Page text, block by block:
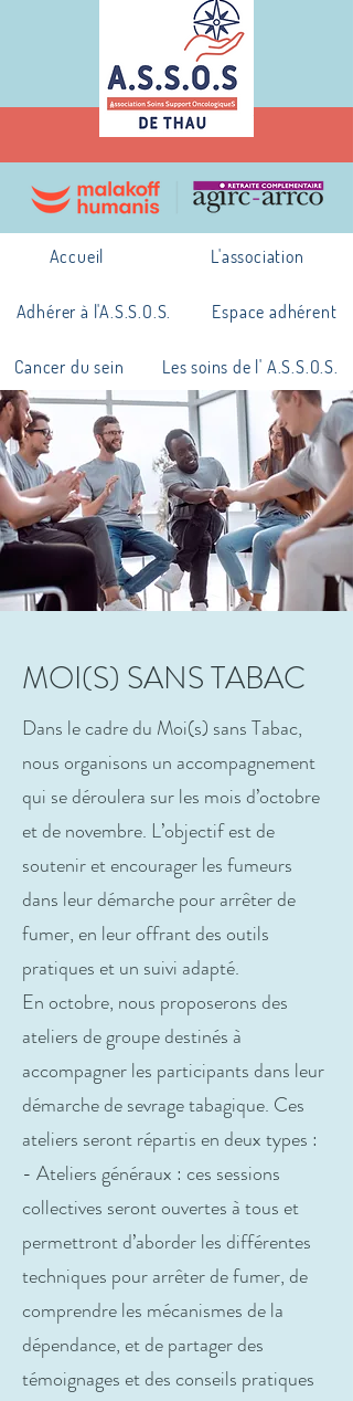
Accueil L'association
Adhérer à l'A.S.S.O.S. Espace adhérent
Cancer du sein Les soins de l' A.S.S.O.S.
MOI(S) SANS TABAC
Dans le cadre du Moi(s) sans Tabac,
nous organisons un accompagnement
qui se déroulera sur les mois d’octobre
et de novembre. L’objectif est de
soutenir et encourager les fumeurs
dans leur démarche pour arrêter de
fumer, en leur offrant des outils
pratiques et un suivi adapté.
En octobre, nous proposerons des
ateliers de groupe destinés à
accompagner les participants dans leur
démarche de sevrage tabagique. Ces
ateliers seront répartis en deux types :
- Ateliers généraux : ces sessions
collectives seront ouvertes à tous et
permettront d’aborder les différentes
techniques pour arrêter de fumer, de
comprendre les mécanismes de la
dépendance, et de partager des
témoignages et des conseils pratiques